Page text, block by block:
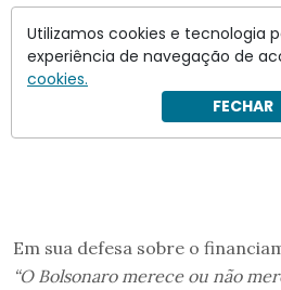
Em sua defesa sobre o
“O Bolsonaro merece ou não
Utilizamos cookies e tecnologia
experiência de navegação de
cookies.
FECHAR